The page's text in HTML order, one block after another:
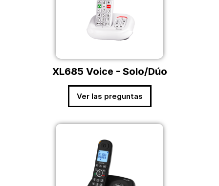
XL685 Voice - Solo/Dúo
Ver las preguntas